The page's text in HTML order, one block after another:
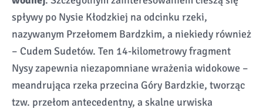
spływy po Nysie Kłodzkiej na odcinku rzeki,
nazywanym Przełomem Bardzkim, a niekiedy również
– Cudem Sudetów. Ten 14-kilometrowy fragment
Nysy zapewnia niezapomniane wrażenia widokowe –
meandrująca rzeka przecina Góry Bardzkie, tworząc
tzw. przełom antecedentny, a skalne urwiska